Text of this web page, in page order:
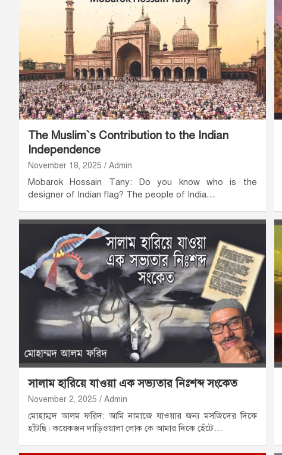
The Muslim­`s Contribution to the Indian
Independence
November 18, 2025 Admin
Mobarok Hossain Tany: Do you know who is the
designer of Indian flag? The people of India…
সালাম হারিয়ে যাওয়া এক সভ্যতার নিঃশব্দ সংকেত
November 2, 2025 Admin
মোহাম্মদ আলম ফরিদ: আমি নামাজে যাওয়ার জন্য মসজিদের দিকে
হাঁটছি। কয়েকজন দাড়িওয়ালা লোক কে আমার দিকে হেঁটে…